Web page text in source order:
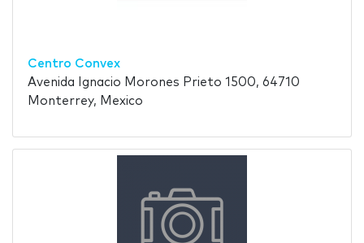
Centro Convex
Avenida Ignacio Morones Prieto 1500, 64710
Monterrey, Mexico